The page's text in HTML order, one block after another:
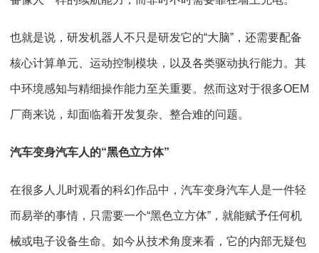
也就是说，研发机器人不只是研发它的“大脑”，还需要配备
核心计算单元、运动控制模块，以及各类驱动执行能力。其
中环境感知与精细操作能力至关重要。然而这对于很多OEM
厂商来说，却面临着开发复杂、整合难的问题。
汽车变身汽车人的“黑色立方体”
在很多人儿时观看的科幻作品中，汽车变身汽车人是一件轻
而易举的事情，只需要一个“黑色立方体”，就能赋予任何机
械或电子设备生命。如今从技术角度来看，它的内部无疑包